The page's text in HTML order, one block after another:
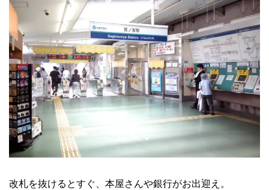
改札を抜けるとすぐ、本屋さんや銀行がお出迎え。